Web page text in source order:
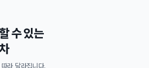
수 있는
라 달라집니다.